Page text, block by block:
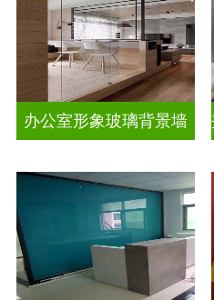
办公室形象玻璃背景墙